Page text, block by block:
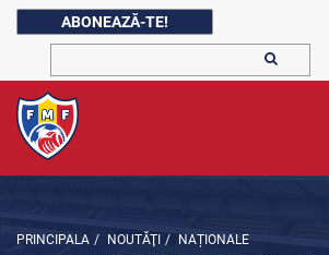
ABONEAZĂ-TE!
PRINCIPALA / NOUTĂŢI / NAȚIONALE